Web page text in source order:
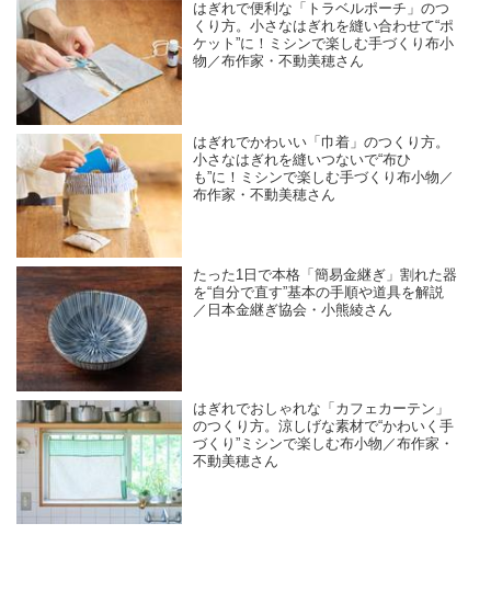
はぎれで便利な「トラベルポーチ」のつ
くり方。小さなはぎれを縫い合わせて“ポ
ケット”に！ミシンで楽しむ手づくり布小
物／布作家・不動美穂さん
はぎれでかわいい「巾着」のつくり方。
小さなはぎれを縫いつないで“布ひ
も”に！ミシンで楽しむ手づくり布小物／
布作家・不動美穂さん
たった1日で本格「簡易金継ぎ」割れた器
を“自分で直す”基本の手順や道具を解説
／日本金継ぎ協会・小熊綾さん
はぎれでおしゃれな「カフェカーテン」
のつくり方。涼しげな素材で“かわいく手
づくり”ミシンで楽しむ布小物／布作家・
不動美穂さん